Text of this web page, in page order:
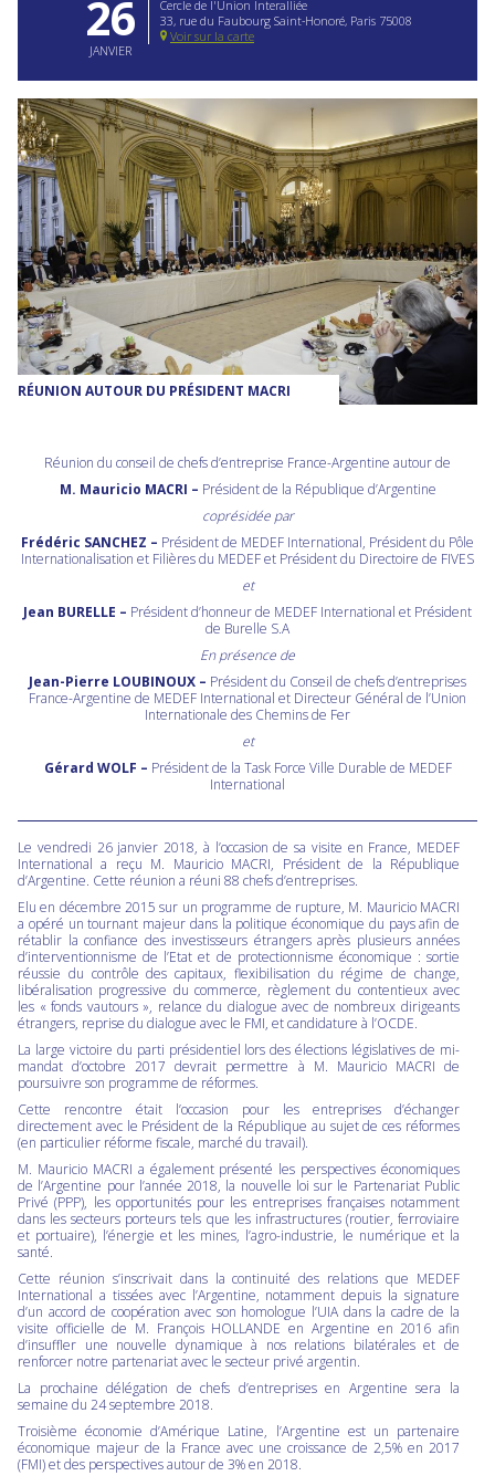
26
JANVIER
Cercle de l'Union Interalliée
33, rue du Faubourg Saint-Honoré, Paris 75008
Voir sur la carte
RÉUNION AUTOUR DU PRÉSIDENT MACRI
Réunion du conseil de chefs d’entreprise France-Argentine autour de
M. Mauricio MACRI – Président de la République d’Argentine
coprésidée par
Frédéric SANCHEZ – Président de MEDEF International, Président du Pôle
Internationalisation et Filières du MEDEF et Président du Directoire de FIVES
et
Jean BURELLE – Président d’honneur de MEDEF International et Président
de Burelle S.A
En présence de
Jean-Pierre LOUBINOUX – Président du Conseil de chefs d’entreprises
France-Argentine de MEDEF International et Directeur Général de l’Union
Internationale des Chemins de Fer
et
Gérard WOLF – Président de la Task Force Ville Durable de MEDEF
International
Le vendredi 26 janvier 2018, à l’occasion de sa visite en France, MEDEF
International a reçu M. Mauricio MACRI, Président de la République
d’Argentine. Cette réunion a réuni 88 chefs d’entreprises.
Elu en décembre 2015 sur un programme de rupture, M. Mauricio MACRI
a opéré un tournant majeur dans la politique économique du pays afin de
rétablir la confiance des investisseurs étrangers après plusieurs années
d’interventionnisme de l’Etat et de protectionnisme économique : sortie
réussie du contrôle des capitaux, flexibilisation du régime de change,
libéralisation progressive du commerce, règlement du contentieux avec
les « fonds vautours », relance du dialogue avec de nombreux dirigeants
étrangers, reprise du dialogue avec le FMI, et candidature à l’OCDE.
La large victoire du parti présidentiel lors des élections législatives de mi-
mandat d’octobre 2017 devrait permettre à M. Mauricio MACRI de
poursuivre son programme de réformes.
Cette rencontre était l’occasion pour les entreprises d’échanger
directement avec le Président de la République au sujet de ces réformes
(en particulier réforme fiscale, marché du travail).
M. Mauricio MACRI a également présenté les perspectives économiques
de l’Argentine pour l’année 2018, la nouvelle loi sur le Partenariat Public
Privé (PPP), les opportunités pour les entreprises françaises notamment
dans les secteurs porteurs tels que les infrastructures (routier, ferroviaire
et portuaire), l’énergie et les mines, l’agro-industrie, le numérique et la
santé.
Cette réunion s’inscrivait dans la continuité des relations que MEDEF
International a tissées avec l’Argentine, notamment depuis la signature
d’un accord de coopération avec son homologue l’UIA dans la cadre de la
visite officielle de M. François HOLLANDE en Argentine en 2016 afin
d’insuffler une nouvelle dynamique à nos relations bilatérales et de
renforcer notre partenariat avec le secteur privé argentin.
La prochaine délégation de chefs d’entreprises en Argentine sera la
semaine du 24 septembre 2018.
Troisième économie d’Amérique Latine, l’Argentine est un partenaire
économique majeur de la France avec une croissance de 2,5% en 2017
(FMI) et des perspectives autour de 3% en 2018.